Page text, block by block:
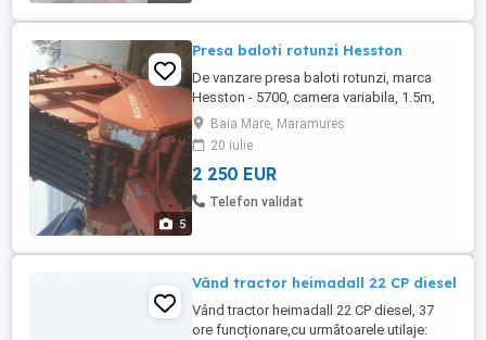
grautate utilaj 2700 kg putere tractor ...
5
Presa baloti rotunzi Hesston
De vanzare presa baloti rotunzi, marca
Hesston - 5700, camera variabila, 1.5m,
legare electrica din tractor, cu o ață. Merge
foarte bine, se ofera proba. Pretul de 2250
usor negociabil. Se ofera transport
contracost.
Baia Mare, Maramures
20 iulie
2 250 EUR
Telefon validat
Vând tractor heimadall 22 CP diesel
Vând tractor heimadall 22 CP diesel, 37
ore funcționare,cu următoarele utilaje: